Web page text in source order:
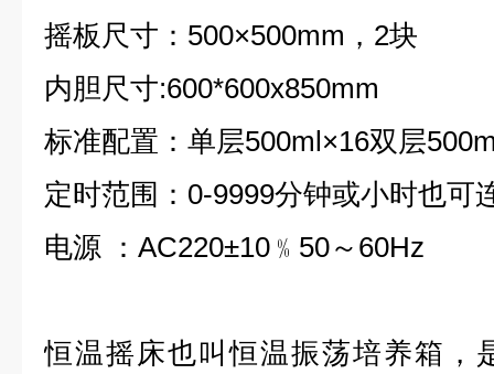
摇板尺寸：500×500mm，2块
内胆尺寸:600*600x850mm
标准配置：单层500ml×16双层
定时范围：0-9999分钟或小时也可
电源 ：AC220±10﹪50～60Hz
恒温摇床也叫恒温振荡培养箱，